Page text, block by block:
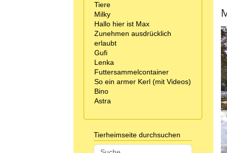
Tiere
Milky
Hallo hier ist Max
Zunehmen ausdrücklich
erlaubt
Gufi
Lenka
Futtersammelcontainer
So ein armer Kerl (mit Videos)
Bino
Astra
Tierheimseite durchsuchen
Suchen